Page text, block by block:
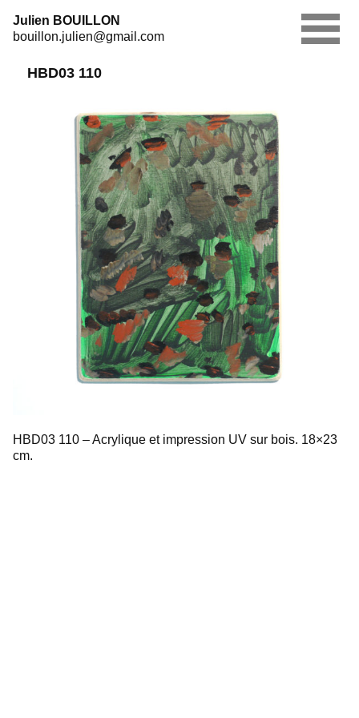
Skip
to
Julien BOUILLON
bouillon.julien@gmail.com
HBD03 110
HBD03 110 – Acrylique et impression UV sur bois. 18×23
cm.